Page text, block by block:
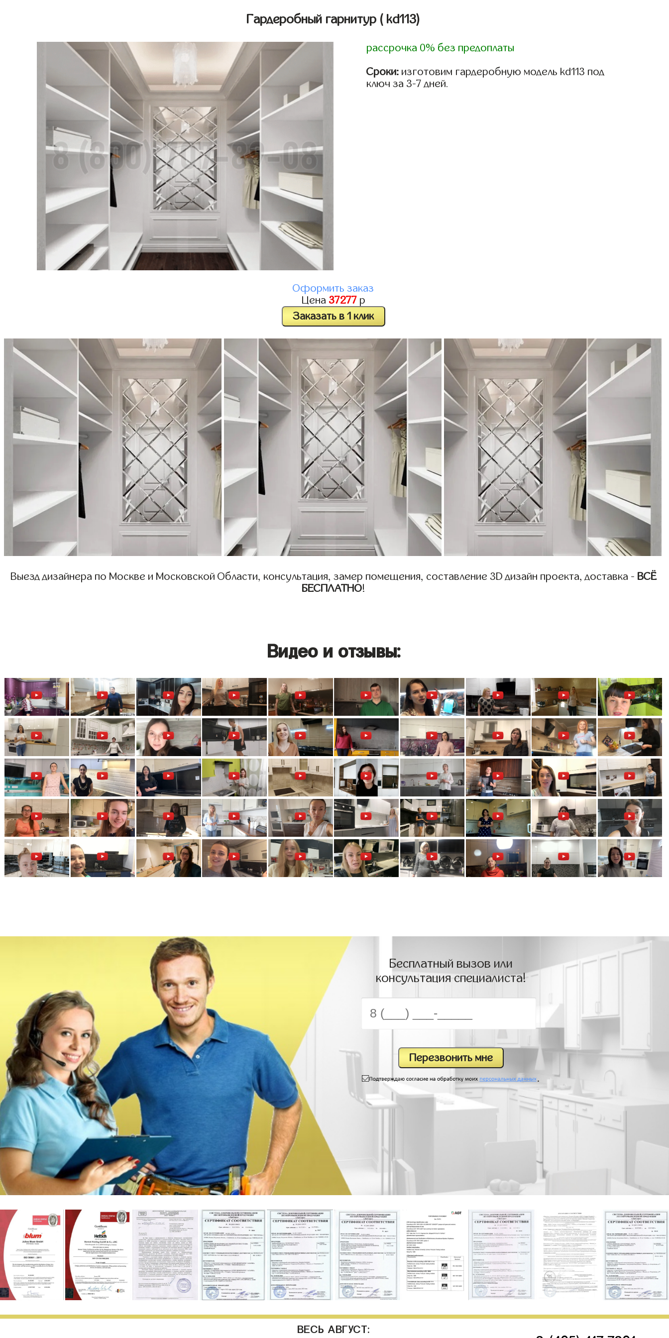
Гардеробный гарнитур ( kd113)
рассрочка 0% без предоплаты
Сроки: изготовим гардеробную модель kd113 под
ключ за 3-7 дней.
Оформить заказ
Цена 37277р
Заказать в 1 клик
Выезд дизайнера по Москве и Московской Области, консультация, замер помещения, составление 3D дизайн проекта, доставка - ВСЁ
БЕСПЛАТНО!
Видео и отзывы:
Бесплатный вызов или
консультация специалиста!
.
ВЕСЬ АВГУСТ: